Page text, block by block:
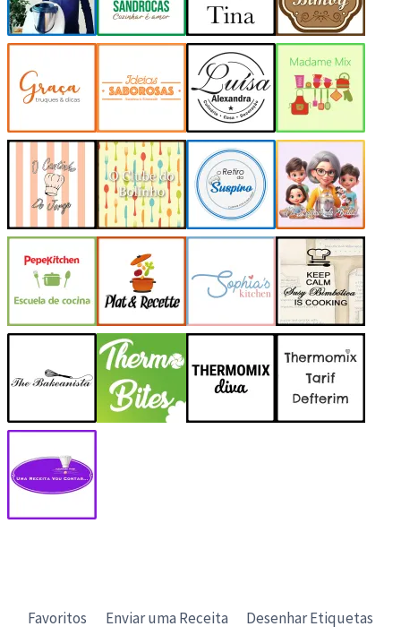
Favoritos Enviar uma Receita Desenhar Etiquetas